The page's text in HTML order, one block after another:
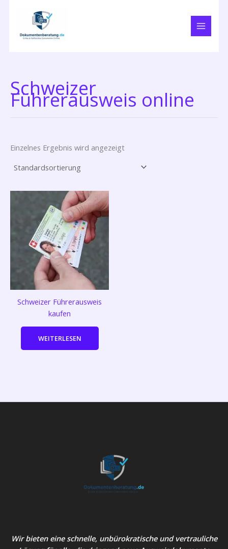
Schweizer
Führerausweis online
Einzelnes Ergebnis wird angezeigt
Schweizer Führerausweis
kaufen
WEITERLESEN
Wir bieten eine schnelle, unbürokratische und vertrauliche